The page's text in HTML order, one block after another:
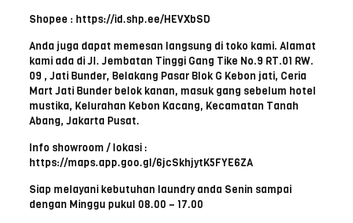
Shopee : https://id.shp.ee/HEVXbSD
Anda juga dapat memesan langsung di toko kami. Alamat
kami ada di Jl. Jembatan Tinggi Gang Tike No.9 RT.01 RW.
09 , Jati Bunder, Belakang Pasar Blok G Kebon jati, Ceria
Mart Jati Bunder belok kanan, masuk gang sebelum hotel
mustika, Kelurahan Kebon Kacang, Kecamatan Tanah
Abang, Jakarta Pusat.
Info showroom / lokasi :
https://maps.app.goo.gl/6jcSkhjytK5FYE6ZA
Siap melayani kebutuhan laundry anda Senin sampai
dengan Minggu pukul 08.00 – 17.00